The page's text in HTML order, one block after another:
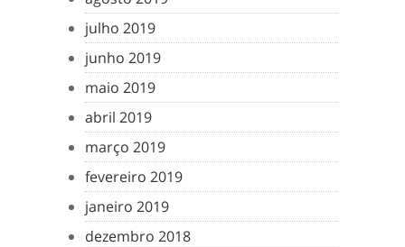
julho 2019
junho 2019
maio 2019
abril 2019
março 2019
fevereiro 2019
janeiro 2019
dezembro 2018